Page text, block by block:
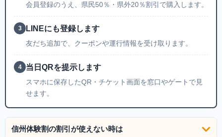
会員登録のうえ、県民50％・県外20％割引で購入します。
3 LINEにも登録します
友だち追加で、クーポンや運行情報を受け取ります。
4 当日QRを提示します
スマホに保存したQR・チケット画面を窓口やゲートで見
せます。
信州体験割の割引が使えない時は